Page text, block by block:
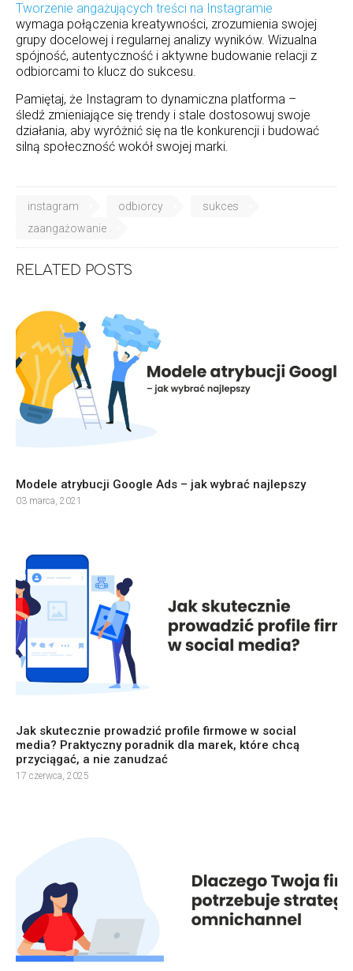
Tworzenie angażujących treści na Instagramie
wymaga połączenia kreatywności, zrozumienia swojej
grupy docelowej i regularnej analizy wyników. Wizualna
spójność, autentyczność i aktywne budowanie relacji z
odbiorcami to klucz do sukcesu.
Pamiętaj, że Instagram to dynamiczna platforma –
śledź zmieniające się trendy i stale dostosowuj swoje
działania, aby wyróżnić się na tle konkurencji i budować
silną społeczność wokół swojej marki.
instagram odbiorcy
sukces
zaangażowanie
RELATED POSTS
Modele atrybucji Google Ads – jak wybrać najlepszy
03 marca, 2021
Jak skutecznie prowadzić profile firmowe w social
media? Praktyczny poradnik dla marek, które chcą
przyciągać, a nie zanudzać
17 czerwca, 2025